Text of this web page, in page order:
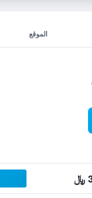
الموقع